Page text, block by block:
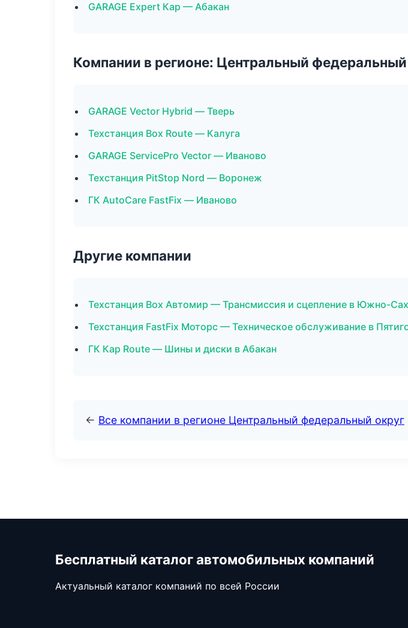
GARAGE Expert Кар — Абакан
Компании в регионе: Центральный федеральный
GARAGE Vector Hybrid — Тверь
Техстанция Box Route — Калуга
GARAGE ServicePro Vector — Иваново
Техстанция PitStop Nord — Воронеж
ГК AutoCare FastFix — Иваново
Другие компании
Техстанция Box Автомир — Трансмиссия и сцепление в Южно-
Техстанция FastFix Моторс — Техническое обслуживание в
ГК Кар Route — Шины и диски в Абакан
← Все компании в регионе Центральный федеральный округ
Бесплатный каталог автомобильных компаний
Актуальный каталог компаний по всей России